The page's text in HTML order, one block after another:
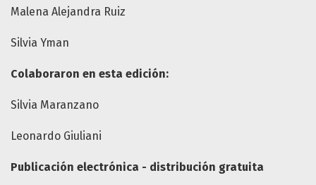
Malena Alejandra Ruiz
Silvia Yman
Colaboraron en esta edición:
Silvia Maranzano
Leonardo Giuliani
Publicación electrónica - distribución gratuita